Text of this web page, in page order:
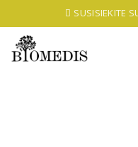
SUSISIEKITE